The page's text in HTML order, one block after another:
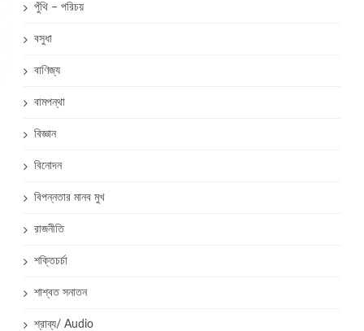
পুঁথি – পরিচয়
বসুধা
বাণিজ্য
বামপন্থা
বিজ্ঞান
বিনোদন
বিপন্নতার মানব মুখ
রাজনীতি
শক্তিচর্চা
শাশ্বত সনাতন
শ্রাব্য/ Audio